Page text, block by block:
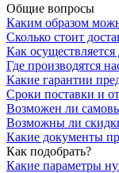
Общие вопросы
Каким образом
Сколько стоит
Как
Где производятся
Какие гарантии
Сроки поставки и
Возможен ли
Возможны ли
Какие документы
Как подобрать?
Какие параметры